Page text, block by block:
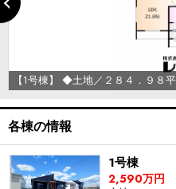
【1号棟】 ◆土地／２８４．９８
各棟の情報
1号棟
2,590万円